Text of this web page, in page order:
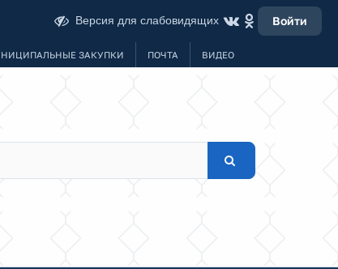
Версия для слабовидящих Войти
ЗАКУПКИ ПОЧТА ВИДЕО